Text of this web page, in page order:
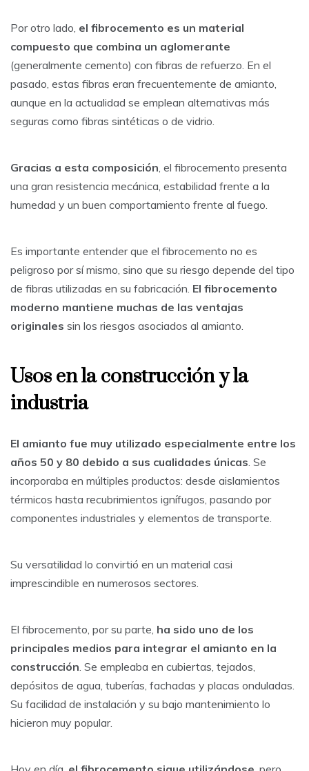
Por otro lado, el fibrocemento es un material
compuesto que combina un aglomerante
(generalmente cemento) con fibras de refuerzo. En el
pasado, estas fibras eran frecuentemente de amianto,
aunque en la actualidad se emplean alternativas más
seguras como fibras sintéticas o de vidrio.
Gracias a esta composición, el fibrocemento presenta
una gran resistencia mecánica, estabilidad frente a la
humedad y un buen comportamiento frente al fuego.
Es importante entender que el fibrocemento no es
peligroso por sí mismo, sino que su riesgo depende del tipo
de fibras utilizadas en su fabricación. El fibrocemento
moderno mantiene muchas de las ventajas
originales sin los riesgos asociados al amianto.
Usos en la construcción y la
industria
El amianto fue muy utilizado especialmente entre los
años 50 y 80 debido a sus cualidades únicas. Se
incorporaba en múltiples productos: desde aislamientos
térmicos hasta recubrimientos ignífugos, pasando por
componentes industriales y elementos de transporte.
Su versatilidad lo convirtió en un material casi
imprescindible en numerosos sectores.
El fibrocemento, por su parte, ha sido uno de los
principales medios para integrar el amianto en la
construcción. Se empleaba en cubiertas, tejados,
depósitos de agua, tuberías, fachadas y placas onduladas.
Su facilidad de instalación y su bajo mantenimiento lo
hicieron muy popular.